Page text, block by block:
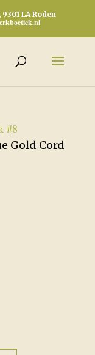
LA Roden
#8
Gold Cord